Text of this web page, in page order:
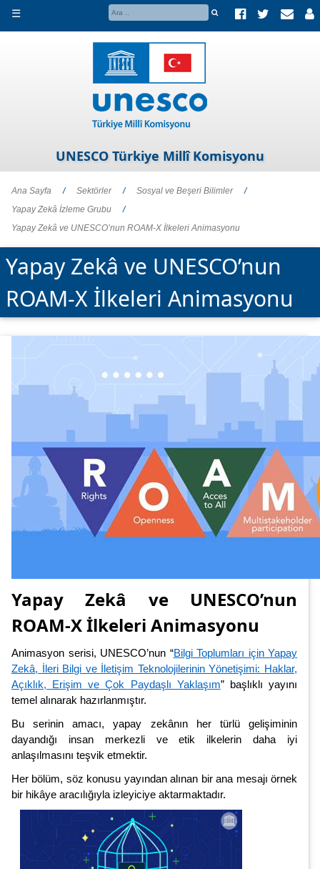
☰
UNESCO Türkiye Millî Komisyonu
Ana Sayfa / Sektörler / Sosyal ve Beşeri Bilimler
/
Yapay Zekâ İzleme Grubu
/
Yapay Zekâ ve UNESCO’nun ROAM-X İlkeleri Animasyonu
Yapay Zekâ ve UNESCO’nun
ROAM-X İlkeleri Animasyonu
Yapay Zekâ ve UNESCO’nun
ROAM-X İlkeleri Animasyonu
Animasyon serisi, UNESCO’nun “Bilgi Toplumları için Yapay
Zekâ, İleri Bilgi ve İletişim Teknolojilerinin Yönetişimi: Haklar,
Açıklık, Erişim ve Çok Paydaşlı Yaklaşım” başlıklı yayını
temel alınarak hazırlanmıştır.
Bu serinin amacı, yapay zekânın her türlü gelişiminin
dayandığı insan merkezli ve etik ilkelerin daha iyi
anlaşılmasını teşvik etmektir.
Her bölüm, söz konusu yayından alınan bir ana mesajı örnek
bir hikâye aracılığıyla izleyiciye aktarmaktadır.